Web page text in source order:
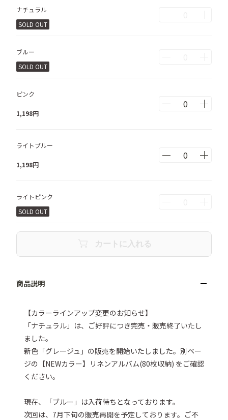
ナチュラル
SOLD OUT
ブルー
SOLD OUT
ピンク
1,198円
ライトブルー
1,198円
ライトピンク
SOLD OUT
カートに入れる
【カラーラインアップ変更のお知らせ】
「ナチュラル」は、ご好評につき完売・販売終了いたし
ました。
新色「グレージュ」の販売を開始いたしました。別ペー
ジの【NEWカラー】リネンアルバム(80枚収納) をご確認
ください。
現在、「ブルー」は入荷待ちとなっております。
次回は、7月下旬の販売再開を予定しております。ご不